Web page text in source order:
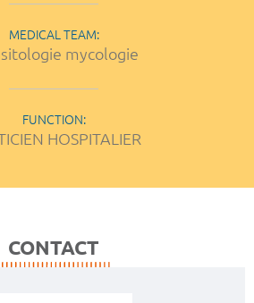
MEDICAL TEAM:
mycologie
FUNCTION:
HOSPITALIER
CONTACT